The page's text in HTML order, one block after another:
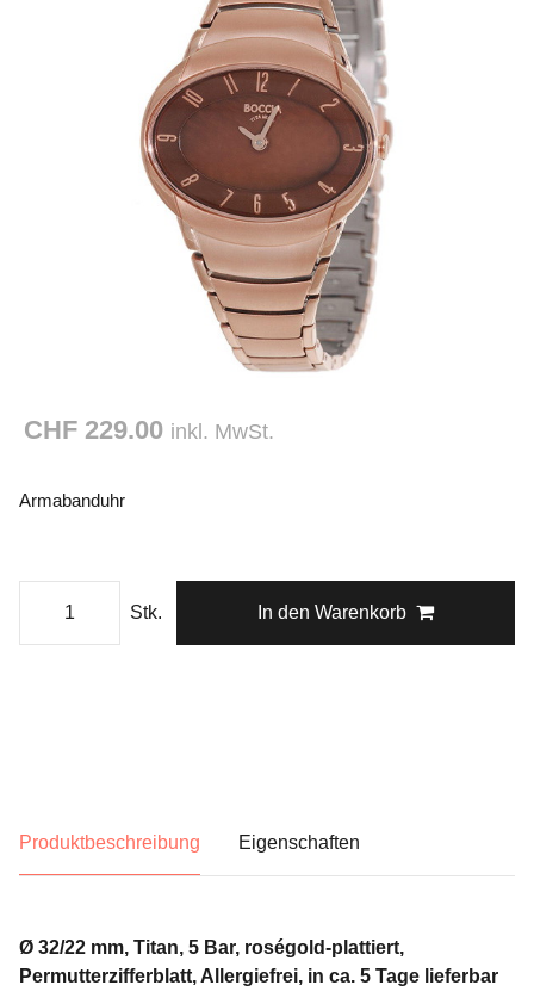
CHF 229.00 inkl. MwSt.
Armabanduhr
Stk. In den Warenkorb
Produktbeschreibung Eigenschaften
Ø 32/22 mm, Titan, 5 Bar, roségold-plattiert,
Permutterzifferblatt, Allergiefrei, in ca. 5 Tage lieferbar